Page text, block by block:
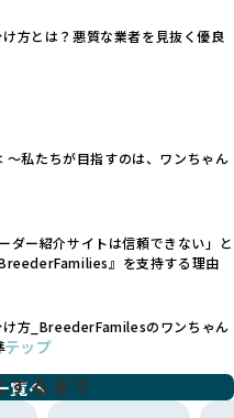
令を超えた独自の基準を
の厳格なチェックを行っ
は、母犬の出産負担を考
身ともに疲弊するケース
トのために食事を減らし
切な健康管理が行われな
犠牲にされることも少な
ミックス犬の繁殖や、愛情
です。これらのブリーディ
視し、利益のみを追求す
費者にとっても深刻な課
ンちゃんに優しくないブ
のワンちゃんを家族のよ
「優良ブリーダー」のみ
ちら
方のポイントを理解し、
と豊富な経験が欠かせま
り、それぞれに特有の健康
ルを抱えやすく、ラブラ
不全への注意が必要で
知し、適切なケアを提供
門性に大きく関わりま
一般的に3種以内）に絞って
ています。これにより、
質の高いケアを提供する
需要に応じて扱う犬種を
る健康問題や適切な育成
ます。こうしたブリーダ
方とは？悪質な業者を見抜く優良
私たちが目指すのは、ワンちゃん
ダー紹介サイトは信頼できない」と
』を支持する理由
け方_BreederFamilesのワンちゃん
覧へ
ップ
するまで